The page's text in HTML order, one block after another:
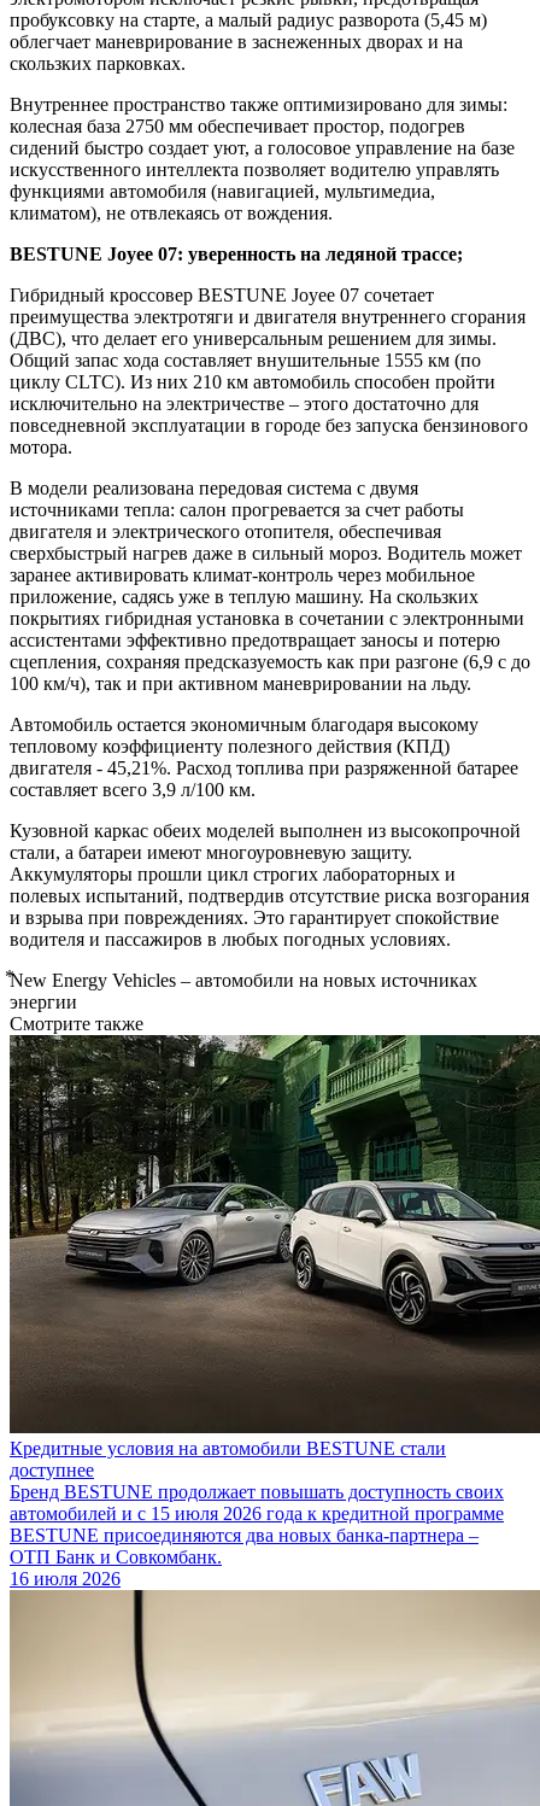
пробуксовку на старте, а малый радиус разворота (5,45 м)
облегчает маневрирование в заснеженных дворах и на
скользких парковках.
Внутреннее пространство также оптимизировано для зимы:
колесная база 2750 мм обеспечивает простор, подогрев
сидений быстро создает уют, а голосовое управление на базе
искусственного интеллекта позволяет водителю управлять
функциями автомобиля (навигацией, мультимедиа,
климатом), не отвлекаясь от вождения.
BESTUNE Joyee 07: уверенность на ледяной трассе;
Гибридный кроссовер BESTUNE Joyee 07 сочетает
преимущества электротяги и двигателя внутреннего сгорания
(ДВС), что делает его универсальным решением для зимы.
Общий запас хода составляет внушительные 1555 км (по
циклу CLTC). Из них 210 км автомобиль способен пройти
исключительно на электричестве – этого достаточно для
повседневной эксплуатации в городе без запуска бензинового
мотора.
В модели реализована передовая система с двумя
источниками тепла: салон прогревается за счет работы
двигателя и электрического отопителя, обеспечивая
сверхбыстрый нагрев даже в сильный мороз. Водитель может
заранее активировать климат-контроль через мобильное
приложение, садясь уже в теплую машину. На скользких
покрытиях гибридная установка в сочетании с электронными
ассистентами эффективно предотвращает заносы и потерю
сцепления, сохраняя предсказуемость как при разгоне (6,9 с до
100 км/ч), так и при активном маневрировании на льду.
Автомобиль остается экономичным благодаря высокому
тепловому коэффициенту полезного действия (КПД)
двигателя - 45,21%. Расход топлива при разряженной батарее
составляет всего 3,9 л/100 км.
Кузовной каркас обеих моделей выполнен из высокопрочной
стали, а батареи имеют многоуровневую защиту.
Аккумуляторы прошли цикл строгих лабораторных и
полевых испытаний, подтвердив отсутствие риска возгорания
и взрыва при повреждениях. Это гарантирует спокойствие
водителя и пассажиров в любых погодных условиях.
⃰New Energy Vehicles – автомобили на новых источниках
энергии
Смотрите также
Кредитные условия на автомобили BESTUNE стали
доступнее
Бренд BESTUNE продолжает повышать доступность своих
автомобилей и с 15 июля 2026 года к кредитной программе
BESTUNE присоединяются два новых банка-партнера –
ОТП Банк и Совкомбанк.
16 июля 2026